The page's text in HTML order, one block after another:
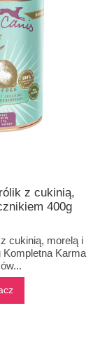
z cukinią,
400g
cukinią, morelą i
Karma